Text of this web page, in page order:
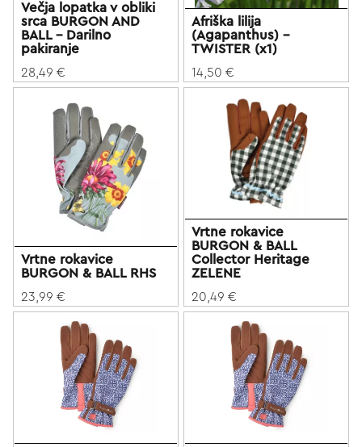
Večja lopatka v obliki
srca BURGON AND
BALL - Darilno
pakiranje
28,49 €
Afriška lilija
(Agapanthus) -
TWISTER (x1)
14,50 €
Vrtne rokavice
BURGON & BALL RHS
23,99 €
Vrtne rokavice
BURGON & BALL
Collector Heritage
ZELENE
20,49 €